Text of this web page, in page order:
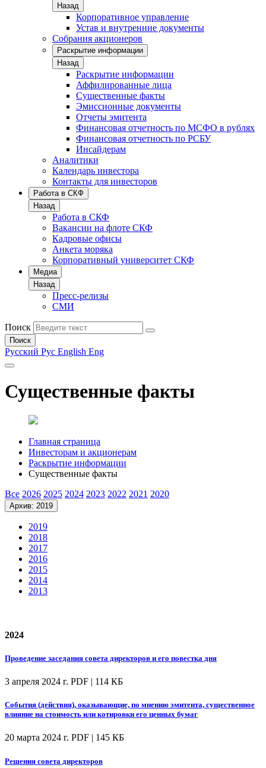
Назад
Корпоративное управление
Устав и внутренние документы
Собрания акционеров
Раскрытие информации
Назад
Раскрытие информации
Аффилированные лица
Существенные факты
Эмиссионные документы
Отчеты эмитента
Финансовая отчетность по МСФО в рублях
Финансовая отчетность по РСБУ
Инсайдерам
Аналитики
Календарь инвестора
Контакты для инвесторов
Работа в СКФ
Назад
Работа в СКФ
Вакансии на флоте СКФ
Кадровые офисы
Анкета моряка
Корпоративный университет СКФ
Медиа
Назад
Пресс-релизы
СМИ
Поиск
Поиск
Русский Рус English Eng
Существенные факты
Главная страница
Инвесторам и акционерам
Раскрытие информации
Существенные факты
Все 2026 2025 2024 2023 2022 2021 2020
Архив: 2019
2019
2018
2017
2016
2015
2014
2013
2024
Проведение заседания совета директоров и его повестка дня
3 апреля 2024 г. PDF | 114 КБ
События (действия), оказывающие, по мнению эмитента, существенное
влияние на стоимость или котировки его ценных бумаг
20 марта 2024 г. PDF | 145 КБ
Решения совета директоров